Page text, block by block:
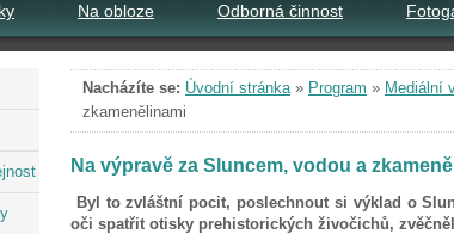
Na obloze Odborná činnost
Nacházíte se: Úvodní stránka» Program » Mediální
zkamenělinami
Na výpravě za Sluncem, vodou a
Byl to zvláštní pocit, poslechnout si výklad o
oči spatřit otisky prehistorických živočichů,